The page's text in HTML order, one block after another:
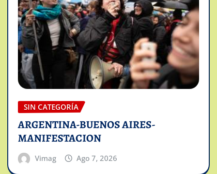
SIN CATEGORÍA
ARGENTINA-BUENOS AIRES-
MANIFESTACION
Vimag Ago 7, 2026